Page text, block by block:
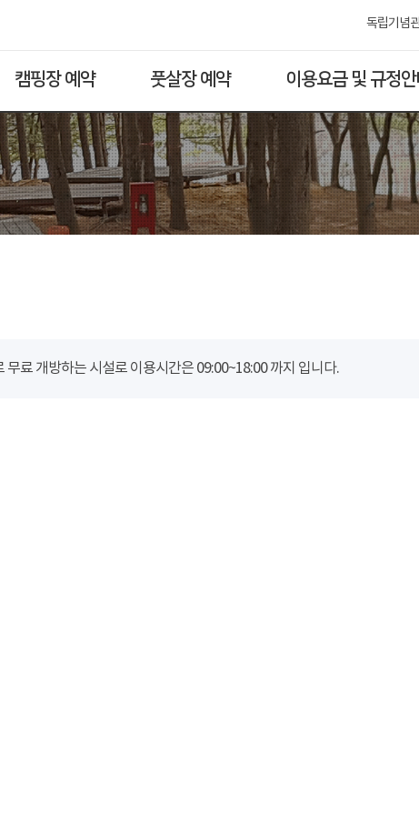
독립기념
캠핑장 예약 풋살장 예약 이용요금 및 규정안
료 개방하는 시설로 이용시간은 09:00~18:00 까지 입니다.